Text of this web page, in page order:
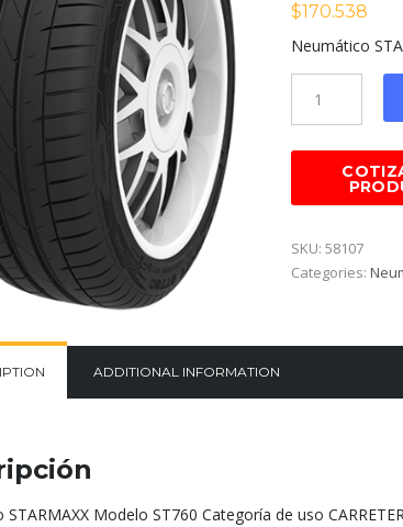
$170.538
Neumático
SKU: 58107
Categories:
ADDITIONAL INFORMATION
Modelo ST760 Categoría de uso